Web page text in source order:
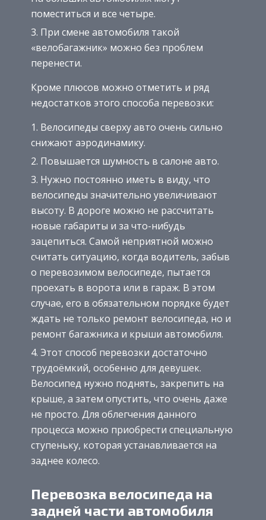
поместиться и все четыре.
При смене автомобиля такой
«велобагажник» можно без проблем
перенести.
Кроме плюсов можно отметить и ряд
недостатков этого способа перевозки:
Велосипеды сверху авто очень сильно
снижают аэродинамику.
Повышается шумность в салоне авто.
Нужно постоянно иметь в виду, что
велосипеды значительно увеличивают
высоту. В дороге можно не рассчитать
новые габариты и за что-нибудь
зацепиться. Самой неприятной можно
считать ситуацию, когда водитель, забыв
о перевозимом велосипеде, пытается
проехать в ворота или в гараж. В этом
случае, его в обязательном порядке будет
ждать не только ремонт велосипеда, но и
ремонт багажника и крыши автомобиля.
Этот способ перевозки достаточно
трудоёмкий, особенно для девушек.
Велосипед нужно поднять, закрепить на
крыше, а затем опустить, что очень даже
не просто. Для облегчения данного
процесса можно приобрести специальную
ступеньку, которая устанавливается на
заднее колесо.
Перевозка велосипеда на
задней части автомобиля